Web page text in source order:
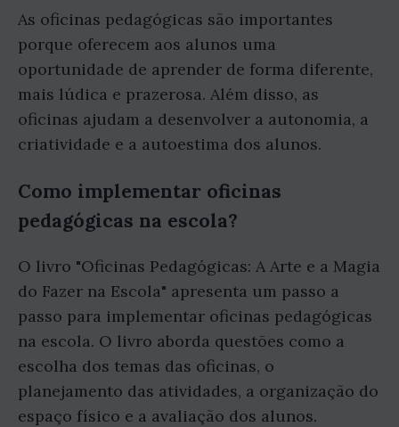
As oficinas pedagógicas são importantes
porque oferecem aos alunos uma
oportunidade de aprender de forma diferente,
mais lúdica e prazerosa. Além disso, as
oficinas ajudam a desenvolver a autonomia, a
criatividade e a autoestima dos alunos.
Como implementar oficinas
pedagógicas na escola?
O livro "Oficinas Pedagógicas: A Arte e a Magia
do Fazer na Escola" apresenta um passo a
passo para implementar oficinas pedagógicas
na escola. O livro aborda questões como a
escolha dos temas das oficinas, o
planejamento das atividades, a organização do
espaço físico e a avaliação dos alunos.